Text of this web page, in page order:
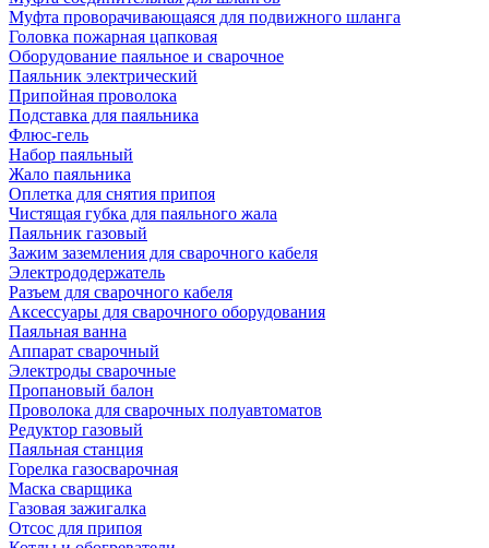
Муфта проворачивающаяся для подвижного шланга
Головка пожарная цапковая
Оборудование паяльное и сварочное
Паяльник электрический
Припойная проволока
Подставка для паяльника
Флюс-гель
Набор паяльный
Жало паяльника
Оплетка для снятия припоя
Чистящая губка для паяльного жала
Паяльник газовый
Зажим заземления для сварочного кабеля
Электрододержатель
Разъем для сварочного кабеля
Аксессуары для сварочного оборудования
Паяльная ванна
Аппарат сварочный
Электроды сварочные
Пропановый балон
Проволока для сварочных полуавтоматов
Редуктор газовый
Паяльная станция
Горелка газосварочная
Маска сварщика
Газовая зажигалка
Отсос для припоя